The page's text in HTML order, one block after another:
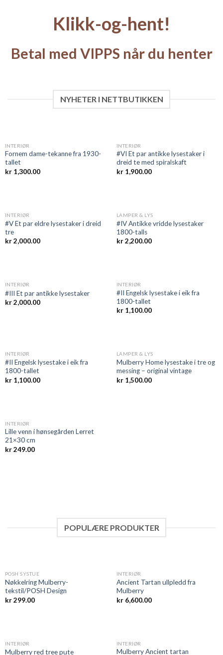
Klikk-og-hent!
Betal med VIPPS når du henter
NYHETER I NETTBUTIKKEN
INTERIØR
Fornem dame-tekanne fra 1930-
tallet
kr1,300.00
INTERIØR
#VI Et par antikke lysestaker i
dreid te med spiralskaft
kr1,900.00
INTERIØR
#V Et par eldre lysestaker i dreid
tre
kr2,000.00
LAMPER & LYS
#IV Antikke vridde lysestaker
1800-talls
kr2,200.00
INTERIØR
#III Et par antikke lysestaker
kr2,000.00
INTERIØR
#II Engelsk lysestake i eik fra
1800-tallet
kr1,100.00
INTERIØR
#II Engelsk lysestake i eik fra
1800-tallet
kr1,100.00
LAMPER & LYS
Mulberry Home lysestake i tre og
messing – original vintage
kr1,500.00
INTERIØR
Lille venn i hønsegården Lerret
21×30 cm
kr249.00
POPULÆRE PRODUKTER
POSH SYSTUE
Nøkkelring Mulberry-
tekstil/POSH Design
kr299.00
INTERIØR
Ancient Tartan ullpledd fra
Mulberry
kr6,600.00
INTERIØR
Mulberry red tree pute
INTERIØR
Mulberry Ancient tartan